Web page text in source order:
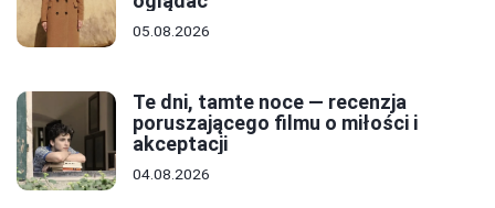
05.08.2026
Te dni, tamte noce — recenzja
poruszającego filmu o miłości i
akceptacji
04.08.2026